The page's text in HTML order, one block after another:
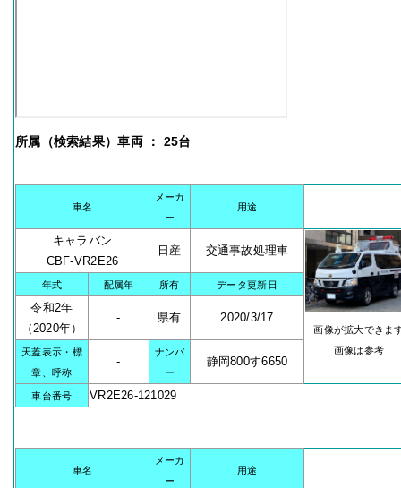
所属（検索結果）車両 ： 25台
車名
メーカ
ー
用途
キャラバン
CBF-VR2E26
日産 交通事故処理車
画像が拡大できま
画像は参考
年式 配属年 所有 データ更新日
令和2年
（2020年）
- 県有 2020/3/17
天蓋表示・標
章、呼称
-
ナンバ
ー
静岡800す6650
車台番号 VR2E26-121029
車名
メーカ
ー
用途